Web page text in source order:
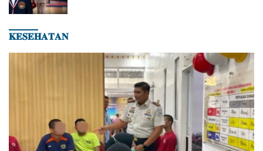
𝐊𝐄𝐒𝐄𝐇𝐀𝐓𝐀𝐍